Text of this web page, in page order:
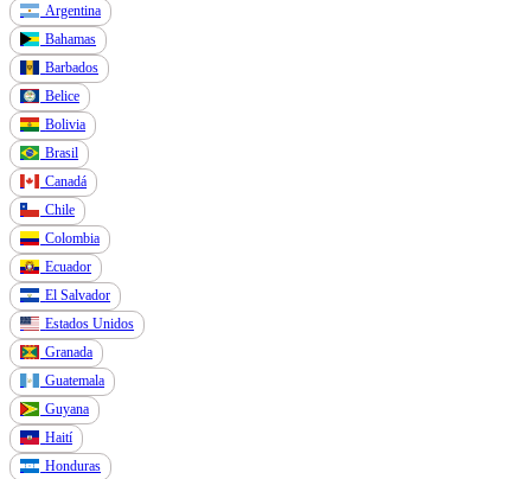
Argentina
Bahamas
Barbados
Belice
Bolivia
Brasil
Canadá
Chile
Colombia
Ecuador
El Salvador
Estados Unidos
Granada
Guatemala
Guyana
Haití
Honduras